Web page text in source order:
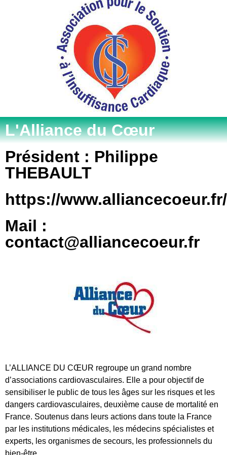
L'Alliance du Cœur
Président : Philippe
THEBAULT
https://www.alliancecoeur.fr/
Mail :
contact@alliancecoeur.fr
L’ALLIANCE DU CŒUR regroupe un grand nombre
d’associations cardiovasculaires. Elle a pour objectif de
sensibiliser le public de tous les âges sur les risques et les
dangers cardiovasculaires, deuxième cause de mortalité en
France. Soutenus dans leurs actions dans toute la France
par les institutions médicales, les médecins spécialistes et
experts, les organismes de secours, les professionnels du
bien-être, …